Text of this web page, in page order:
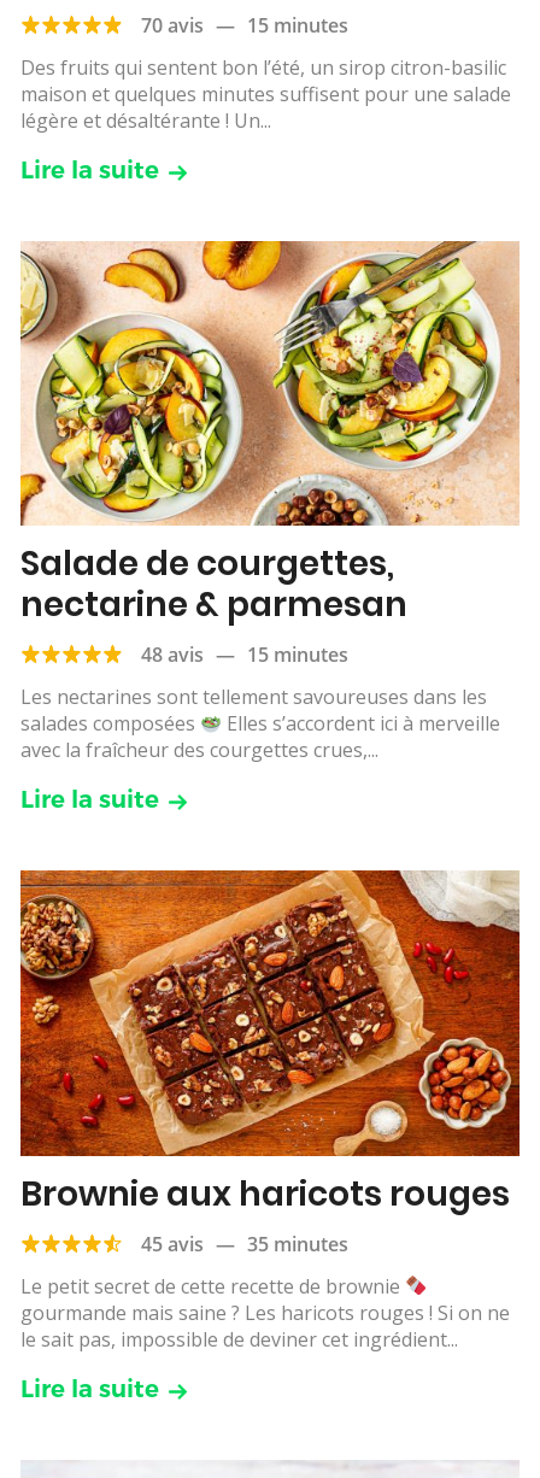
70 avis — 15 minutes
Des fruits qui sentent bon l’été, un sirop citron-basilic
maison et quelques minutes suffisent pour une salade
légère et désaltérante ! Un...
Lire la suite
Salade de courgettes,
nectarine & parmesan
48 avis — 15 minutes
Les nectarines sont tellement savoureuses dans les
salades composées
Elles s’accordent ici à merveille
avec la fraîcheur des courgettes crues,...
Lire la suite
Brownie aux haricots rouges
45 avis — 35 minutes
Le petit secret de cette recette de brownie
gourmande mais saine ? Les haricots rouges ! Si on ne
le sait pas, impossible de deviner cet ingrédient...
Lire la suite